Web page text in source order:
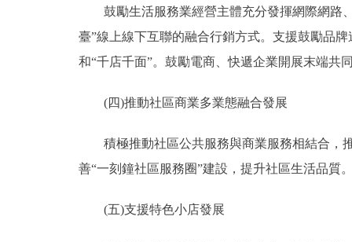
鼓勵生活服務業經營主體充分發揮網際網路、
臺”線上線下互聯的融合行銷方式。支援鼓勵品
和“千店千面”。鼓勵電商、快遞企業開展末端共
(四)推動社區商業多業態融合發展
積極推動社區公共服務與商業服務相結合，推
善“一刻鐘社區服務圈”建設，提升社區生活品質
(五)支援特色小店發展